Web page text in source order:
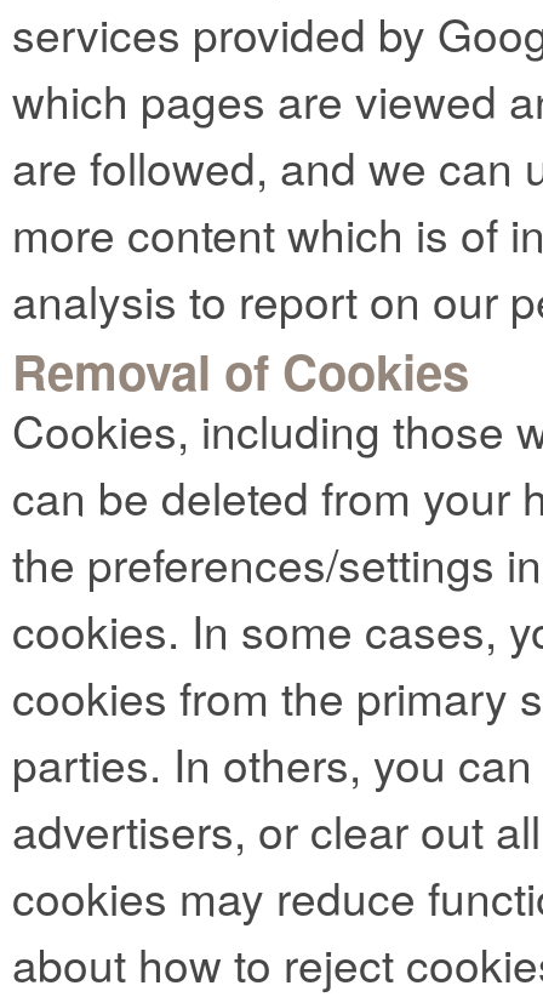
services provided by
which pages are viewed
are followed, and we can
more content which is of
analysis to report on our
Removal of Cookies
Cookies, including those
can be deleted from your
the preferences/settings
cookies. In some cases,
cookies from the primary
parties. In others, you
advertisers, or clear out
cookies may reduce
about how to reject